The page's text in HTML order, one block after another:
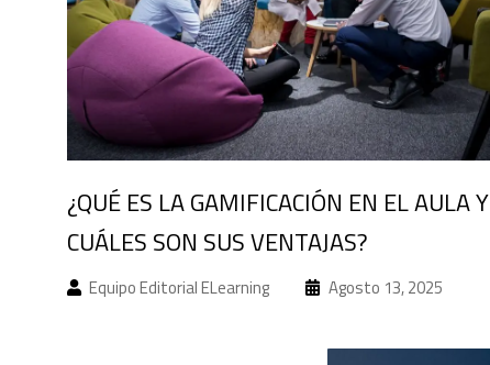
¿QUÉ ES LA GAMIFICACIÓN EN EL AULA Y
CUÁLES SON SUS VENTAJAS?
Equipo Editorial ELearning Agosto 13, 2025